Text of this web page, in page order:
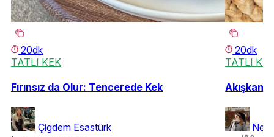
20dk
TATLI KEK
Fırınsız da Olur: Tencerede Kek
Çigdem Esastürk
20dk
TATLI
Akışkan